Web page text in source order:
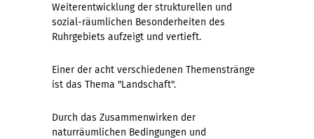
Weiterentwicklung der strukturellen und
sozial-räumlichen Besonderheiten des
Ruhrgebiets aufzeigt und vertieft.
Einer der acht verschiedenen Themenstränge
ist das Thema "Landschaft".
Durch das Zusammenwirken der
naturräumlichen Bedingungen und